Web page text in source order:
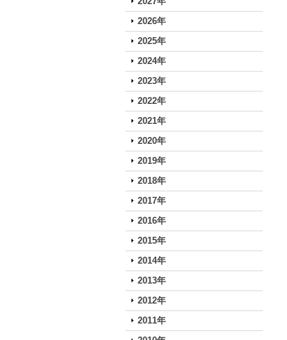
2026年
2025年
2024年
2023年
2022年
2021年
2020年
2019年
2018年
2017年
2016年
2015年
2014年
2013年
2012年
2011年